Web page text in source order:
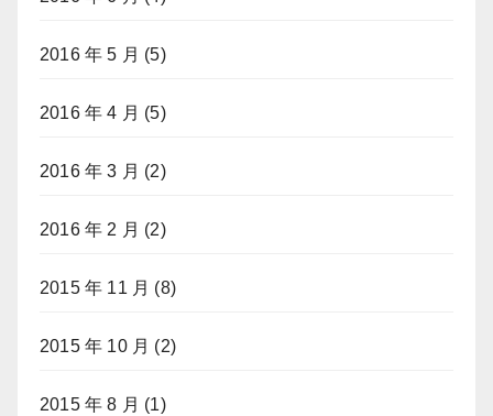
2016 年 5 月 (5)
2016 年 4 月 (5)
2016 年 3 月 (2)
2016 年 2 月 (2)
2015 年 11 月 (8)
2015 年 10 月 (2)
2015 年 8 月 (1)